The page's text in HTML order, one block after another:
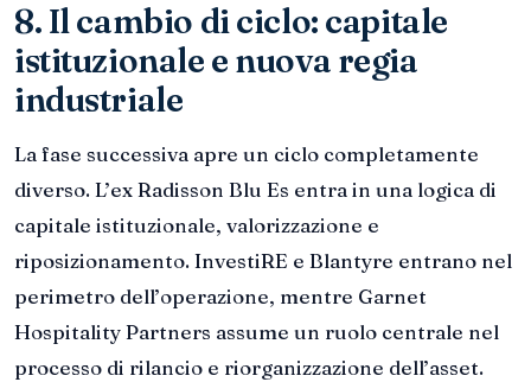
8. Il cambio di ciclo: capitale
istituzionale e nuova regia
industriale
La fase successiva apre un ciclo completamente
diverso. L’ex Radisson Blu Es entra in una logica di
capitale istituzionale, valorizzazione e
riposizionamento. InvestiRE e Blantyre entrano nel
perimetro dell’operazione, mentre Garnet
Hospitality Partners assume un ruolo centrale nel
processo di rilancio e riorganizzazione dell’asset.